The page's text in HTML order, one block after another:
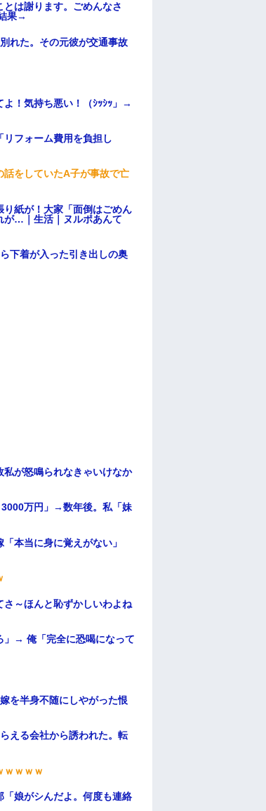
は謝ります。ごめんなさ
果→
れた。その元彼が交通事故
！気持ち悪い！（ｼｯｼｯ」→
フォーム費用を負担し
話をしていたA子が事故で亡
紙が！大家「面倒はごめん
が…｜生活｜ヌルポあんて
下着が入った引き出しの奥
が怒鳴られなきゃいけなか
3000万円」→数年後。私「妹
本当に身に覚えがない」
さ～ほんと恥ずかしいわよね
」→ 俺「完全に恐喝になって
を半身不随にしやがった恨
える会社から誘われた。転
ｗｗｗｗ
娘がシんだよ。何度も連絡